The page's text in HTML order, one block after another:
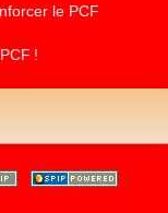
le PCF
PCF !